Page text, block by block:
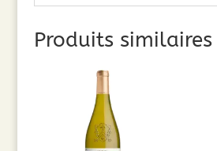
Produits similaires